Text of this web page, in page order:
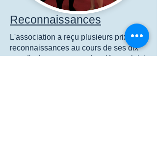
Reconnaissances
L'association a reçu plusieurs prix et
reconnaissances au cours de ses dix
ans d'existence, venez les découvrir ici